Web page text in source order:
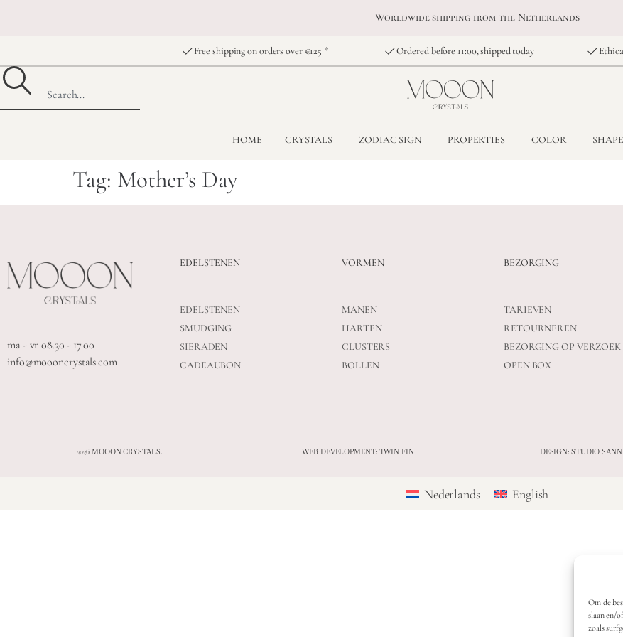
Om de
slaan en/
zoals
Worldwide shipping from the Netherlands
Free shipping on orders over €125 * Ordered before 11:00, shipped today
HOME CRYSTALS ZODIAC SIGN PROPERTIES COLOR SHAPE
Tag: Mother’s Day
ma - vr 08.30 - 17.00
info@moooncrystals.com
EDELSTENEN
EDELSTENEN
SMUDGING
SIERADEN
CADEAUBON
VORMEN
MANEN
HARTEN
CLUSTERS
BOLLEN
BEZORGING
TARIEVEN
RETOURNEREN
BEZORGING OP VERZOEK
OPEN BOX
2026 MOOON CRYSTALS. WEB DEVELOPMENT: TWIN FIN DESIGN: STUDIO
Nederlands English